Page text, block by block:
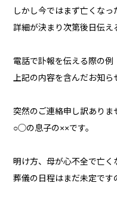
しかし今ではまず亡くな
詳細が決まり次第後日伝え
電話で訃報を伝える際の例
上記の内容を含んだお知ら
突然のご連絡申し訳ありま
○◯の息子の××です。
明け方、母が心不全で亡く
葬儀の日程はまだ未定です